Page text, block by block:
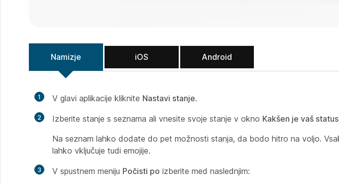
Namizje iOS Android
1 V glavi aplikacije kliknite Nastavi stanje.
2 Izberite stanje s seznama ali vnesite svoje stanje v okno Kakšen je vaš
Na seznam lahko dodate do pet možnosti stanja, da bodo hitro na voljo.
lahko vključuje tudi emojije.
3 V spustnem meniju Počisti po izberite med naslednjim: